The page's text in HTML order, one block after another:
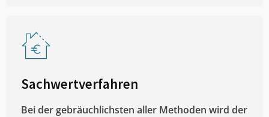
Sachwertverfahren
Bei der gebräuchlichsten aller Methoden wird der